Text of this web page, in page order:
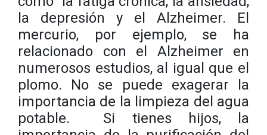
la depresión y el Alzheimer. El
mercurio, por ejemplo, se ha
relacionado con el Alzheimer en
numerosos estudios, al igual que el
plomo. No se puede exagerar la
importancia de la limpieza del agua
potable. Si tienes hijos, la